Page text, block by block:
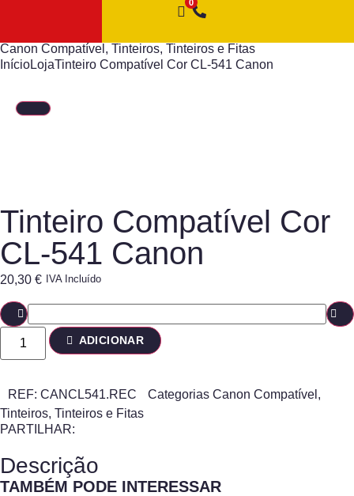
Canon Compatível , Tinteiros, Tinteiros e Fitas
InícioLojaTinteiro Compatível Cor CL-541 Canon
Tinteiro Compatível Cor
CL-541 Canon
20,30 € IVA Incluído
ADICIONAR
REF: CANCL541.REC Categorias Canon Compatível ,
Tinteiros, Tinteiros e Fitas
PARTILHAR:
Descrição
TAMBÉM PODE INTERESSAR